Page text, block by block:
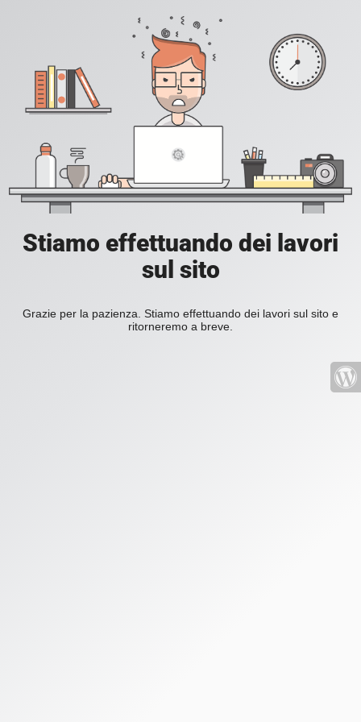
Stiamo effettuando dei lavori
sul sito
Grazie per la pazienza. Stiamo effettuando dei lavori sul sito e
ritorneremo a breve.